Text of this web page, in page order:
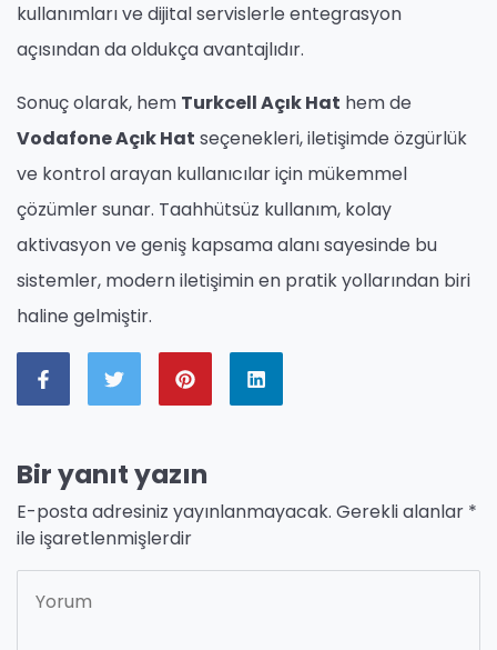
kullanımları ve dijital servislerle entegrasyon
açısından da oldukça avantajlıdır.
Sonuç olarak, hem Turkcell Açık Hat hem de
Vodafone Açık Hat seçenekleri, iletişimde özgürlük
ve kontrol arayan kullanıcılar için mükemmel
çözümler sunar. Taahhütsüz kullanım, kolay
aktivasyon ve geniş kapsama alanı sayesinde bu
sistemler, modern iletişimin en pratik yollarından biri
haline gelmiştir.
Bir yanıt yazın
E-posta adresiniz yayınlanmayacak. Gerekli alanlar *
ile işaretlenmişlerdir